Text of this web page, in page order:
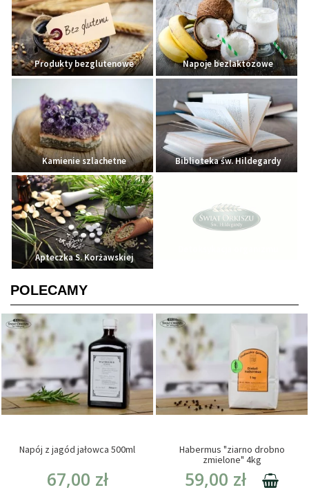
Produkty bezglutenowe Napoje bezlaktozowe
Kamienie szlachetne Biblioteka św. Hildegardy
Apteczka S. Korżawskiej
POLECAMY
Napój z jagód jałowca 500ml
67,00 zł
Habermus "ziarno drobno
zmielone" 4kg
59,00 zł